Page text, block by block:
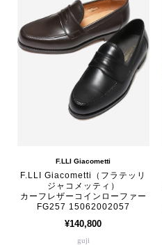
F.LLI Giacometti
F.LLI Giacometti（フラテッリ
ジャコメッティ）
カーフレザーコインローファー
FG257 15062002057
¥140,800
guji